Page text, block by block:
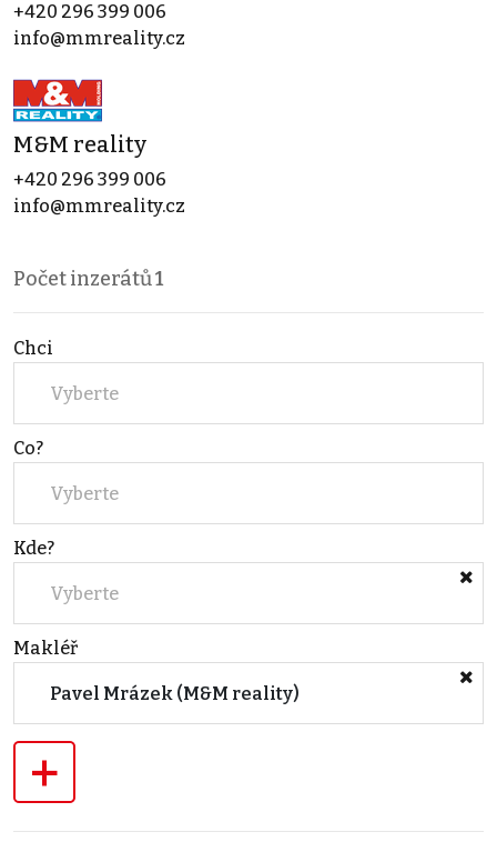
+420 296 399 006
info@mmreality.cz
M&M reality
+420 296 399 006
info@mmreality.cz
Počet inzerátů1
Chci
Vyberte
Co?
Vyberte
Kde?
Vyberte
Makléř
Pavel Mrázek (M&M reality)
+